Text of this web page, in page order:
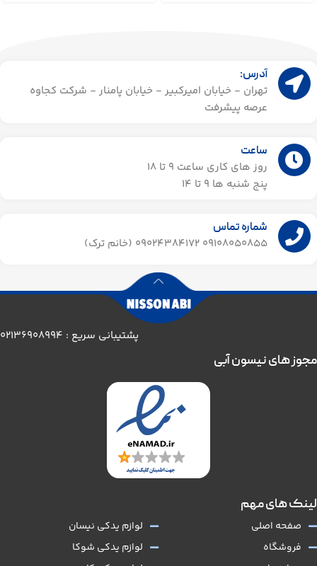
آدرس:
تهران - خیابان امیرکبیر - خیابان پامنار - شرکت کجاوه
عرصه پیشرفت
ساعت
روز های کاری ساعت ۹ تا 18
پنج شنبه ها 9 تا 14​
شماره تماس
09108050855 09024384172 (خانم ترک)
پشتیبانی سریع : 02136908994
لینک های مهم
صفحه اصلی
فروشگاه
لوازم یدکی نیسان
لوازم یدکی شوکا
مجوز های نیسون آبی